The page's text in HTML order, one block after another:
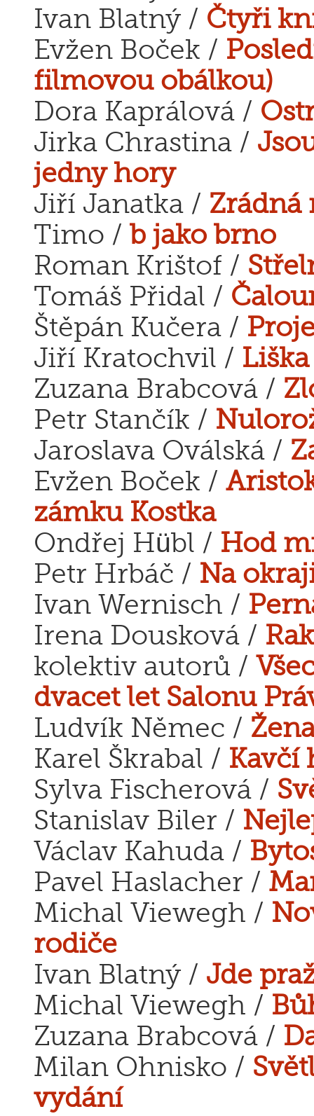
Ivan Blatný / Čtyři
Evžen Boček /
filmovou obálkou)
Dora Kaprálová /
Jirka Chrastina /
jedny hory
Jiří Janatka / Zrádná
Timo / b jako brno
Roman Krištof /
Tomáš Přidal /
Štěpán Kučera /
Jiří Kratochvil /
Zuzana Brabcová /
Petr Stančík /
Jaroslava Oválská /
Evžen Boček /
zámku Kostka
Ondřej Hübl / Hod
Petr Hrbáč / Na
Ivan Wernisch /
Irena Dousková /
kolektiv autorů /
dvacet let Salonu
Ludvík Němec /
Karel Škrabal / Kavčí
Sylva Fischerová /
Stanislav Biler /
Václav Kahuda /
Pavel Haslacher /
Michal Viewegh /
rodiče
Ivan Blatný / Jde
Michal Viewegh /
Zuzana Brabcová /
Milan Ohnisko /
vydání